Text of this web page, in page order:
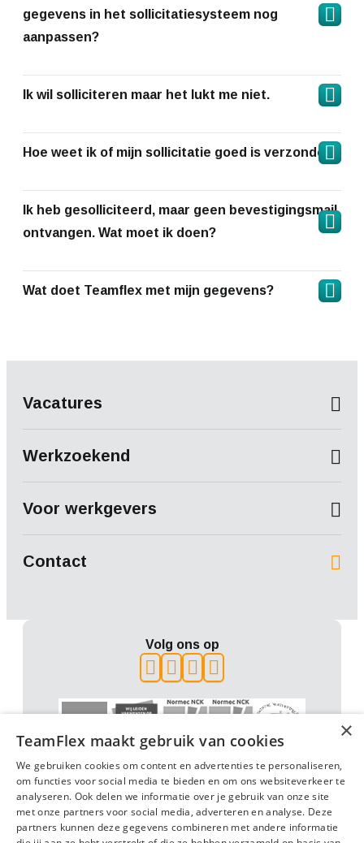
gegevens in het sollicitatiesysteem nog
aanpassen?
Ik wil solliciteren maar het lukt me niet.
Hoe weet ik of mijn sollicitatie goed is verzonden?
Ik heb gesolliciteerd, maar geen bevestigingsmail
ontvangen. Wat moet ik doen?
Wat doet Teamflex met mijn gegevens?
Vacatures
Werkzoekend
Voor werkgevers
Contact
Volg ons op
Algemene voorwaarden (2022)
Algemene voorwaarden (2025)PrivacyBeleidsverklaring
×
TeamFlex maakt gebruik van cookies
We gebruiken cookies om content en advertenties te personaliseren,
om functies voor social media te bieden en om ons websiteverkeer te
analyseren. Ook delen we informatie over je gebruik van onze site
met onze partners voor social media, adverteren en analyse. Deze
partners kunnen deze gegevens combineren met andere informatie